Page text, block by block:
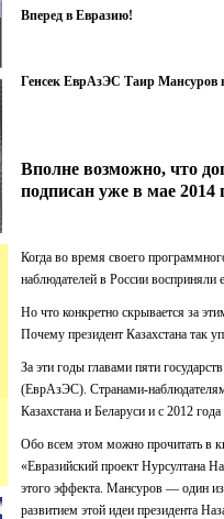
Вперед в Евразию!
Генсек ЕврАзЭС Таир Мансуров
Вполне возможно, что
подписан уже в мае 2014
Когда во время своего
наблюдателей в России
Но что конкретно скрывается за
Почему президент Казахстана так
За эти годы главами пяти
(ЕврАзЭС). Странами-
Казахстана и Беларуси и с 2012
Обо всем этом можно прочитать в
«Евразийский проект Нурсултана
этого эффекта. Мансуров — один из
развитием этой идеи президента